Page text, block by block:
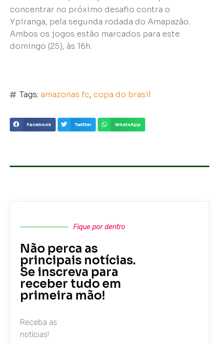
concentrar no próximo desafio contra o
Ypiranga, pela segunda rodada do Amapazão.
Ambos os jogos estão marcados para este
domingo (25), às 16h.
Tags: amazonas fc, copa do brasil
Facebook Twitter WhatsApp
Fique por dentro
Não perca as
principais notícias.
Se inscreva para
receber tudo em
primeira mão!
Receba as
notícias!